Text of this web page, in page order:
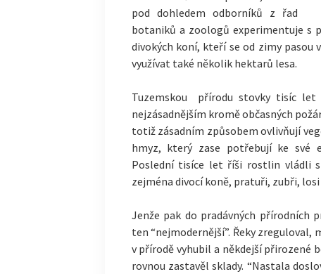
pod dohledem odborníků z řad
botaniků a zoologů experimentuje s
divokých koní, kteří se od zimy pasou
využívat také několik hektarů lesa.
Tuzemskou přírodu stovky tisíc let
nejzásadnějším kromě občasných
totiž zásadním způsobem ovlivňují
hmyz, který zase potřebují ke své
Poslední tisíce let říši rostlin vládli
zejména divocí koně, pratuři, zubři,
Jenže pak do pradávných přírodních
ten “nejmodernější”. Řeky
v přírodě vyhubil a někdejší přirozené
rovnou zastavěl sklady. “Nastala